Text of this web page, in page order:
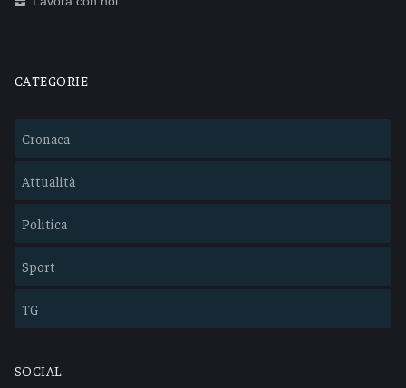
CATEGORIE
Cronaca
Attualità
Politica
Sport
TG
SOCIAL